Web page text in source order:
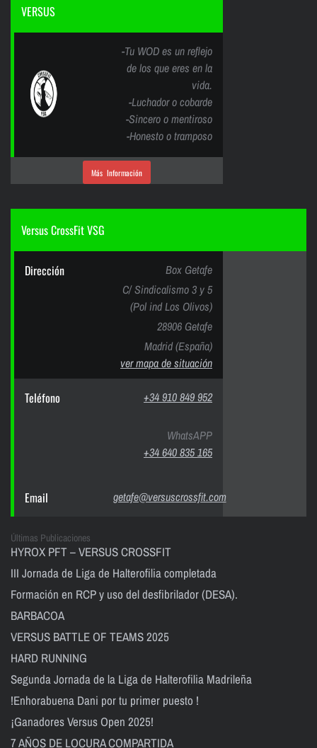
VERSUS
-Tu WOD es un reflejo
de los que eres en la
vida.
-Luchador o cobarde
-Sincero o mentiroso
-Honesto o tramposo
Más Información
Versus CrossFit VSG
Dirección
Box Getafe
C/ Sindicalismo 3 y 5
(Pol ind Los Olivos)
28906 Getafe
Madrid (España)
ver mapa de situación
Teléfono +34 910 849 952
WhatsAPP
+34 640 835 165
Email getafe@versuscrossfit.com
Últimas Publicaciones
HYROX PFT – VERSUS CROSSFIT
III Jornada de Liga de Halterofilia completada
Formación en RCP y uso del desfibrilador (DESA).
BARBACOA
VERSUS BATTLE OF TEAMS 2025
HARD RUNNING
Segunda Jornada de la Liga de Halterofilia Madrileña
!Enhorabuena Dani por tu primer puesto !
¡Ganadores Versus Open 2025!
7 AÑOS DE LOCURA COMPARTIDA